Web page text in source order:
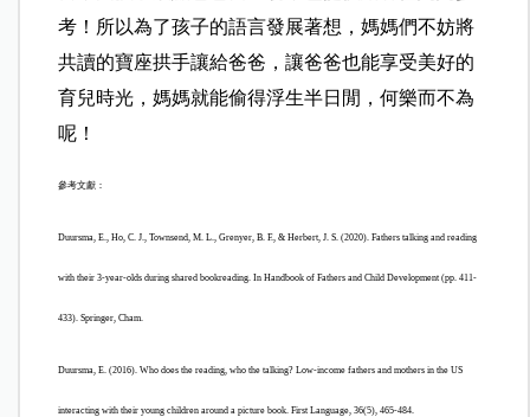
考！ 所以為了孩子的語言發展著想，媽媽們不妨將
共讀的寶座拱手讓給爸爸，讓爸爸也能享受美好的
育兒時光 ，媽媽就能偷得浮生半日閒，何樂而不為
呢！
參考文獻：
Duursma, E., Ho, C. J., Townsend, M. L., Grenyer, B. F., & Herbert, J. S. (2020). Fathers talking and reading
with their 3-year-olds during shared bookreading. In Handbook of Fathers and Child Development (pp. 411-
433). Springer, Cham.​
​Duursma, E. (2016). Who does the reading, who the talking? Low-income fathers and mothers in the US
interacting with their young children around a picture book. First Language, 36(5), 465-484.​